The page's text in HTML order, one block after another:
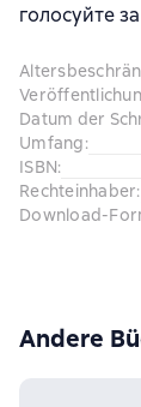
голосуйте
Datum der
Umfang:
ISBN:
Rechteinhaber:
Download-
Andere